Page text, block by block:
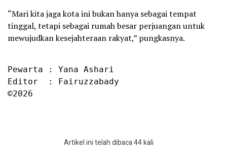
“Mari kita jaga kota ini bukan hanya sebagai tempat
tinggal, tetapi sebagai rumah besar perjuangan untuk
mewujudkan kesejahteraan rakyat,” pungkasnya.
Pewarta : Yana Ashari
Editor  : Fairuzzabady
©2026
Artikel ini telah dibaca 44 kali